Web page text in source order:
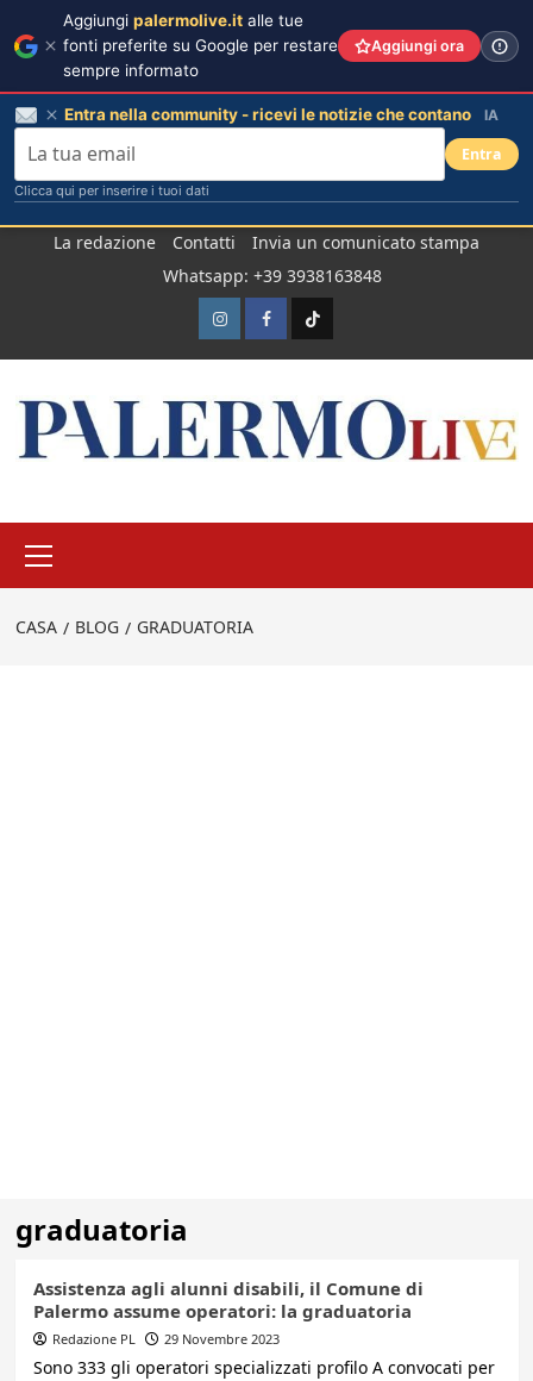
La redazione Contatti
Invia un comunicato stampa
Whatsapp: +39 3938163848
InstagramFacebook
TikTok
principale
CASA BLOG GRADUATORIA
graduatoria
Assistenza agli alunni disabili, il Comune di
Palermo assume operatori: la graduatoria
Redazione PL 29 Novembre 2023
Sono 333 gli operatori specializzati profilo A convocati per
Aggiungi palermolive.it alle tue
fonti preferite su Google per restare
sempre informato
Aggiungi ora
Entra nella community - ricevi le notizie che contano IA
Entra
Clicca qui per inserire i tuoi dati